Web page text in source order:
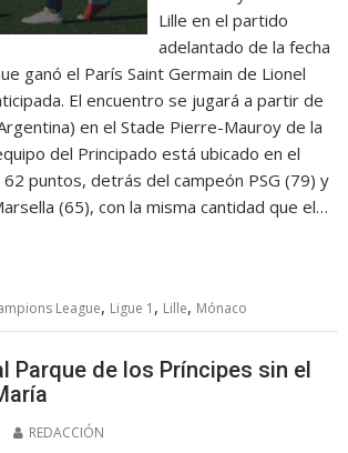
Lille en el partido
adelantado de la fecha
ganó el París Saint Germain de Lionel
El encuentro se jugará a partir de
en el Stade Pierre-Mauroy de la
del Principado está ubicado en el
puntos, detrás del campeón PSG (79) y
(65), con la misma cantidad que el…
League, Ligue 1 , Lille, Mónaco
Parque de los Príncipes sin el
REDACCIÓN